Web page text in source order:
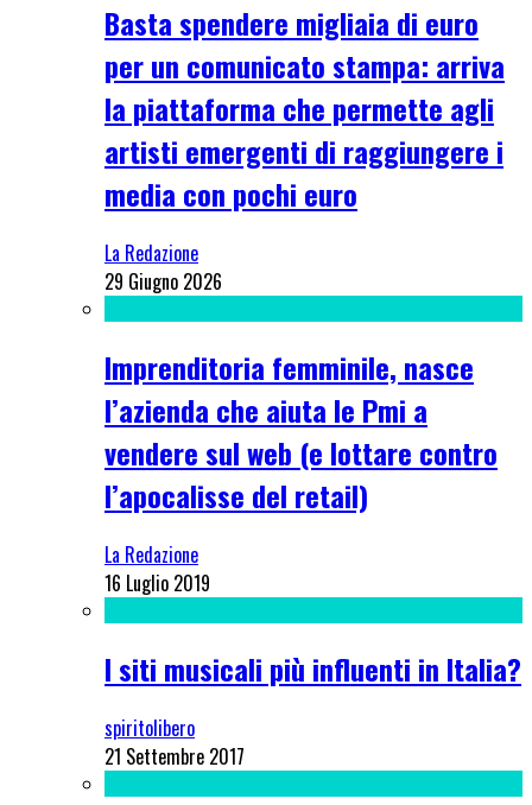
Basta spendere migliaia di euro
per un comunicato stampa: arriva
la piattaforma che permette agli
artisti emergenti di raggiungere i
media con pochi euro
La Redazione
29 Giugno 2026
Imprenditoria femminile, nasce
l’azienda che aiuta le Pmi a
vendere sul web (e lottare contro
l’apocalisse del retail)
La Redazione
16 Luglio 2019
I siti musicali più influenti in Italia?
spiritolibero
21 Settembre 2017